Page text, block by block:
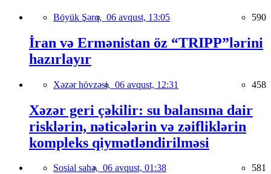
Böyük Şərq, 06 avqust, 13:05 590
İran və Ermənistan öz “TRIPP”lərini
hazırlayır
Xəzər hövzəsi, 06 avqust, 12:31 458
Xəzər geri çəkilir: su balansına dair
risklərin, nəticələrin və zəifliklərin
kompleks qiymətləndirilməsi
Sosial sahə, 06 avqust, 01:38 581